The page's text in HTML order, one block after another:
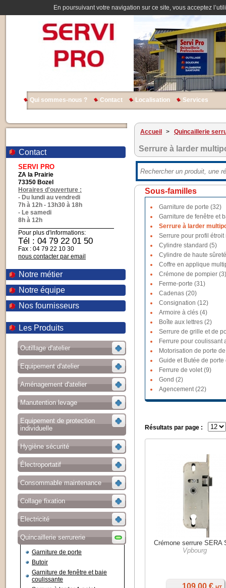
En poursuivant votre navigation sur ce site, vous acceptez
Qui sommes-nous ? Contact Localisation Services
Contact
SERVI PRO
ZA la Prairie
73350 Bozel
Horaires d'ouverture :
- Du lundi au vendredi
7h à 12h - 13h30 à 18h
- Le samedi
8h à 12h
Pour plus d'informations:
Tél : 04 79 22 01 50
Fax : 04 79 22 10 30
nous contacter par email
Notre métier
Notre équipe
Nos fournisseurs
Les Produits
Outillage d'atelier
Equipement d'atelier
Aménagement d'atelier
Manutention levage
Equipement de protection
individuelle
Hygiène sécurité
Électroportatif
Consommable maintenance
Collage fixation
Electricité
Quincaillerie serrurerie
Garniture de porte
Butoir
Garniture de fenêtre et baie
coulissante
Accueil > Quincaillerie
Serrure à larder
Sous-familles
Garniture de porte (32)
Garniture de fenêtre et
Serrure à larder
Serrure pour profil étroit
Cylindre standard (5)
Cylindre de haute
Coffre en applique
Crémone de pompier (3)
Ferme-porte (31)
Cadenas (20)
Consignation (12)
Armoire à clés (4)
Boîte aux lettres (2)
Serrure de grille et de
Ferrure pour coulissant
Motorisation de porte
Guide et Butée de
Ferrure de volet (9)
Gond (2)
Agencement (22)
Résultats par page :
Crémone serrure SERA
Vpbourg
109,00 €